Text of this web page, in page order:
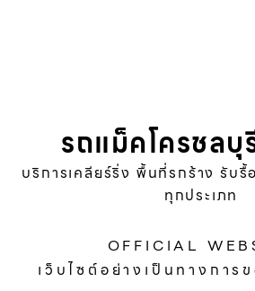
รถแม็คโครชลบุ
บริการเคลียร์ริ่ง พื้นที่รกร้าง รับ
ทุกประเภท
OFFICIAL
เว็บไซต์อย่างเป็นทางการ